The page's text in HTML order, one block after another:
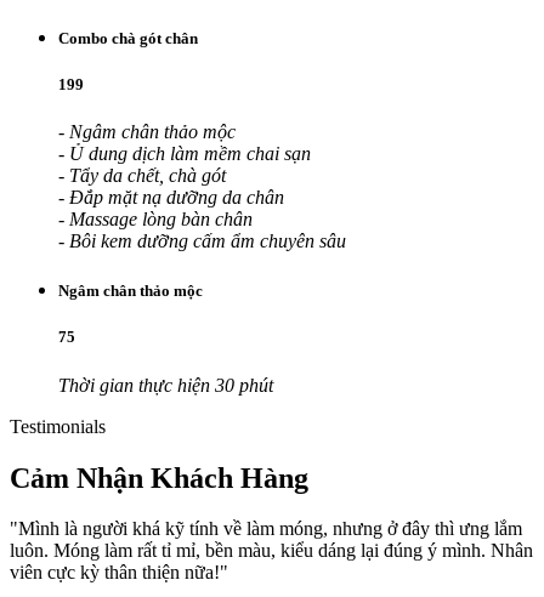
Combo chà gót chân
199
- Ngâm chân thảo mộc
- Ủ dung dịch làm mềm chai sạn
- Tẩy da chết, chà gót
- Đắp mặt nạ dưỡng da chân
- Massage lòng bàn chân
- Bôi kem dưỡng cấm ẩm chuyên sâu
Ngâm chân thảo mộc
75
Thời gian thực hiện 30 phút
Testimonials
Cảm Nhận Khách Hàng
"Mình là người khá kỹ tính về làm móng, nhưng ở đây thì ưng lắm
luôn. Móng làm rất tỉ mỉ, bền màu, kiểu dáng lại đúng ý mình. Nhân
viên cực kỳ thân thiện nữa!"